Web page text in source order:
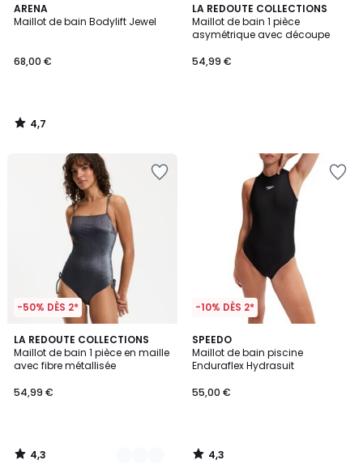
ARENA
Maillot de bain Bodylift Jewel
68,00 €
4,7
/ 5
4,7
/
LA REDOUTE COLLECTIONS
Maillot de bain 1 pièce
asymétrique avec découpe
54,99 €
-50% DÈS 2*
LA REDOUTE COLLECTIONS
Maillot de bain 1 pièce en maille
avec fibre métallisée
54,99 €
4,3
/ 5
2
Couleurs
4,3
/
-10% DÈS 2*
SPEEDO
Maillot de bain piscine
Enduraflex Hydrasuit
55,00 €
4,3
/ 5
4,3
/